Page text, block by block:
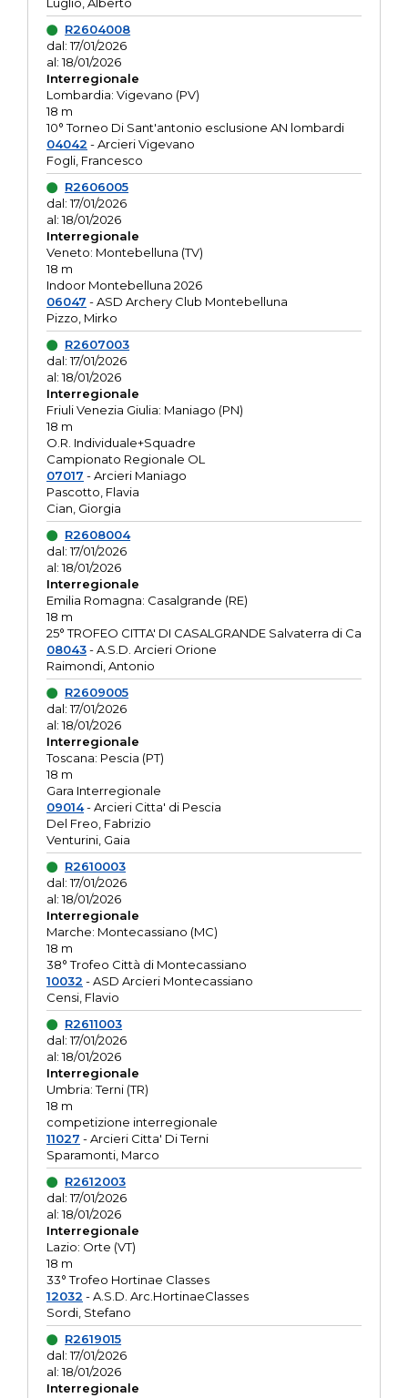
R2604008
dal: 17/01/2026
al: 18/01/2026
Interregionale
Lombardia: Vigevano (PV)
18 m
10° Torneo Di Sant'antonio esclusione AN lombardi
04042 - Arcieri Vigevano
Fogli, Francesco
R2606005
dal: 17/01/2026
al: 18/01/2026
Interregionale
Veneto: Montebelluna (TV)
18 m
Indoor Montebelluna 2026
06047 - ASD Archery Club Montebelluna
Pizzo, Mirko
R2607003
dal: 17/01/2026
al: 18/01/2026
Interregionale
Friuli Venezia Giulia: Maniago (PN)
18 m
O.R. Individuale+Squadre
Campionato Regionale OL
07017 - Arcieri Maniago
Pascotto, Flavia
Cian, Giorgia
R2608004
dal: 17/01/2026
al: 18/01/2026
Interregionale
Emilia Romagna: Casalgrande (RE)
18 m
25° TROFEO CITTA' DI CASALGRANDE Salvaterra di Ca
08043- A.S.D. Arcieri Orione
Raimondi, Antonio
R2609005
dal: 17/01/2026
al: 18/01/2026
Interregionale
Toscana: Pescia (PT)
18 m
Gara Interregionale
09014- Arcieri Citta' di Pescia
Del Freo, Fabrizio
Venturini, Gaia
R2610003
dal: 17/01/2026
al: 18/01/2026
Interregionale
Marche: Montecassiano (MC)
18 m
38° Trofeo Città di Montecassiano
10032 - ASD Arcieri Montecassiano
Censi, Flavio
R2611003
dal: 17/01/2026
al: 18/01/2026
Interregionale
Umbria: Terni (TR)
18 m
competizione interregionale
11027 - Arcieri Citta' Di Terni
Sparamonti, Marco
R2612003
dal: 17/01/2026
al: 18/01/2026
Interregionale
Lazio: Orte (VT)
18 m
33° Trofeo Hortinae Classes
12032 - A.S.D. Arc.HortinaeClasses
Sordi, Stefano
R2619015
dal: 17/01/2026
al: 18/01/2026
Interregionale